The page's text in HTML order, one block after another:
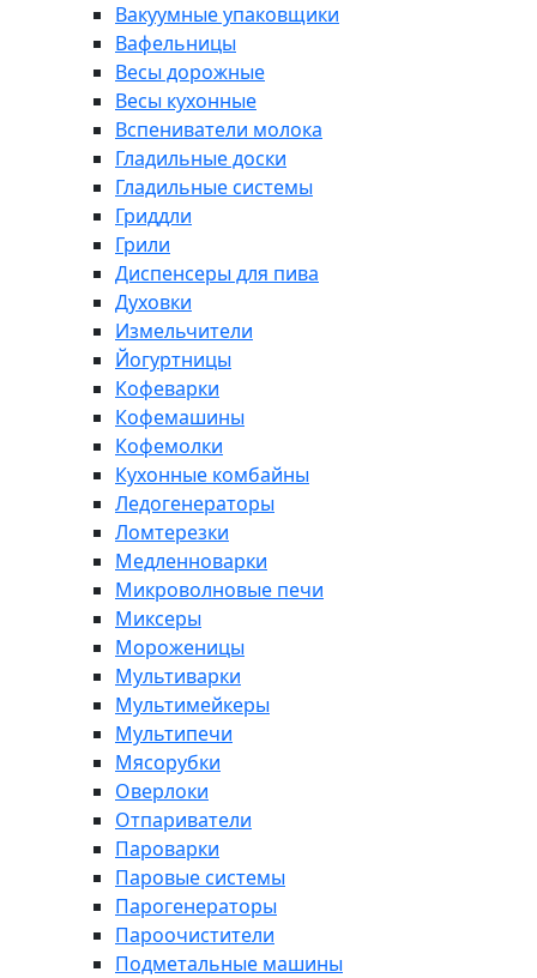
Вакуумные упаковщики
Вафельницы
Весы дорожные
Весы кухонные
Вспениватели молока
Гладильные доски
Гладильные системы
Гриддли
Грили
Диспенсеры для пива
Духовки
Измельчители
Йогуртницы
Кофеварки
Кофемашины
Кофемолки
Кухонные комбайны
Ледогенераторы
Ломтерезки
Медленноварки
Микроволновые печи
Миксеры
Мороженицы
Мультиварки
Мультимейкеры
Мультипечи
Мясорубки
Оверлоки
Отпариватели
Пароварки
Паровые системы
Парогенераторы
Пароочистители
Подметальные машины